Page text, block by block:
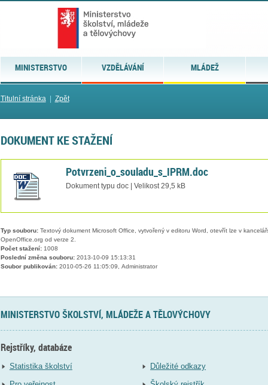
MINISTERSTVO VZDĚLÁVÁNÍ MLÁDEŽ
Titulní stránka| Zpět
DOKUMENT KE STAŽENÍ
Potvrzeni_o_souladu_s_IPRM.doc
Dokument typu doc | Velikost 29,5 kB
Typ souboru:Textový dokument Microsoft Office, vytvořený v editoru Word, otevřít lze v
OpenOffice.org od verze 2.
Počet stažení:1008
Poslední změna souboru:2013-10-09 15:13:31
Soubor publikován:2010-05-26 11:05:09, Administrator
MINISTERSTVO ŠKOLSTVÍ, MLÁDEŽE A TĚLOVÝCHOVY
Rejstříky, databáze
Statistika školství
Důležité odkazy